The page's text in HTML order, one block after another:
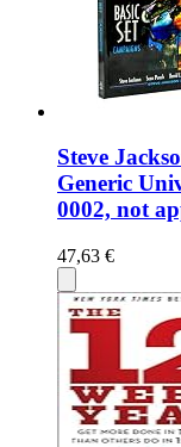
Steve
Generic
0002, not
47,63 €